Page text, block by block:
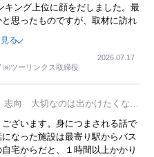
ング上位に顔をだしました。最
思ったものですが、取材に訪れ
興味深い話が次々が飛び出しま
出すことが２つあります。一つ
見学させ、サービス業、接客業
す。 もう一つは1800円もする
たり、社内に懸念もあったそう
バーの高級外車が停まっている
と確信したそうです。今回の記
る
㈱ツーリンクス取締役
2026.07.17
志向 大切なのは出かけたくなる
ざいます。身につまされる話で
なった施設は最寄り駅からバス
宅からだと、１時間以上かかり